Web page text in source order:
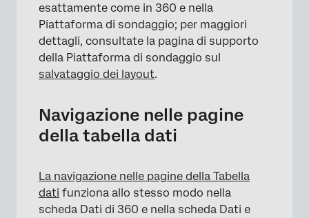
esattamente come in 360 e nella
Piattaforma di sondaggio; per maggiori
dettagli, consultate la pagina di supporto
della Piattaforma di sondaggio sul
salvataggio dei layout.
Navigazione nelle pagine
della tabella dati
La navigazione nelle pagine della Tabella
dati funziona allo stesso modo nella
scheda Dati di 360 e nella scheda Dati e